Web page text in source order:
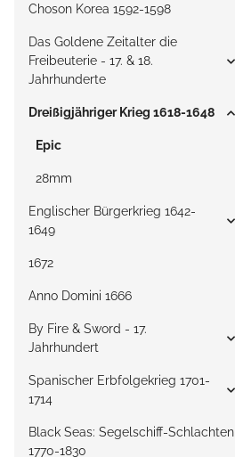
Choson Korea 1592-1598
Das Goldene Zeitalter die
Freibeuterie - 17. & 18.
Jahrhunderte
Dreißigjähriger Krieg 1618-1648
Epic
28mm
Englischer Bürgerkrieg 1642-
1649
1672
Anno Domini 1666
By Fire & Sword - 17.
Jahrhundert
Spanischer Erbfolgekrieg 1701-
1714
Black Seas: Segelschiff-Schlachten
1770-1830